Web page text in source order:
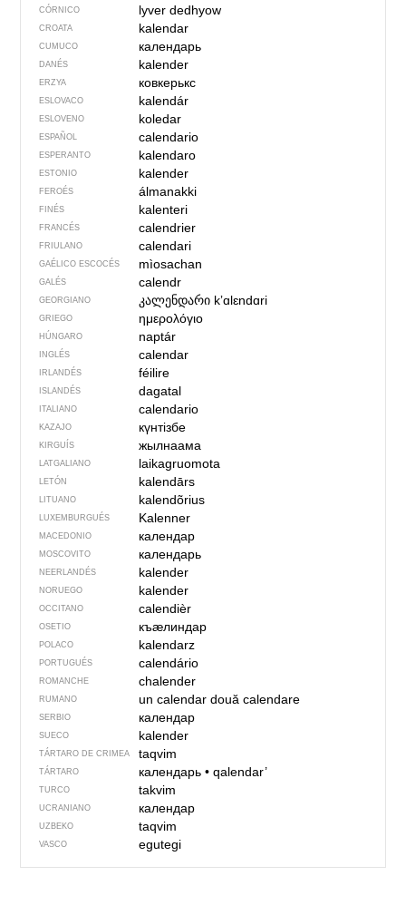
CÓRNICO lyver dedhyow
CROATA kalendar
CUMUCO календарь
DANÉS kalender
ERZYA ковкерькс
ESLOVACO kalendár
ESLOVENO koledar
ESPAÑOL calendario
ESPERANTO kalendaro
ESTONIO kalender
FEROÉS álmanakki
FINÉS kalenteri
FRANCÉS calendrier
FRIULANO calendari
GAÉLICO ESCOCÉS mìosachan
GALÉS calendr
GEORGIANO კალენდარი kʼɑlɛndɑri
GRIEGO ημερολόγιο
HÚNGARO naptár
INGLÉS calendar
IRLANDÉS féilire
ISLANDÉS dagatal
ITALIANO calendario
KAZAJO күнтізбе
KIRGUÍS жылнаама
LATGALIANO laikagruomota
LETÓN kalendārs
LITUANO kalendõrius
LUXEMBURGUÉS Kalenner
MACEDONIO календар
MOSCOVITO календарь
NEERLANDÉS kalender
NORUEGO kalender
OCCITANO calendièr
OSETIO къӕлиндар
POLACO kalendarz
PORTUGUÉS calendário
ROMANCHE chalender
RUMANO un calendardouă calendare
SERBIO календар
SUECO kalender
TÁRTARO DE CRIMEA taqvim
TÁRTARO календарь• qalendar’
TURCO takvim
UCRANIANO календар
UZBEKO taqvim
VASCO egutegi